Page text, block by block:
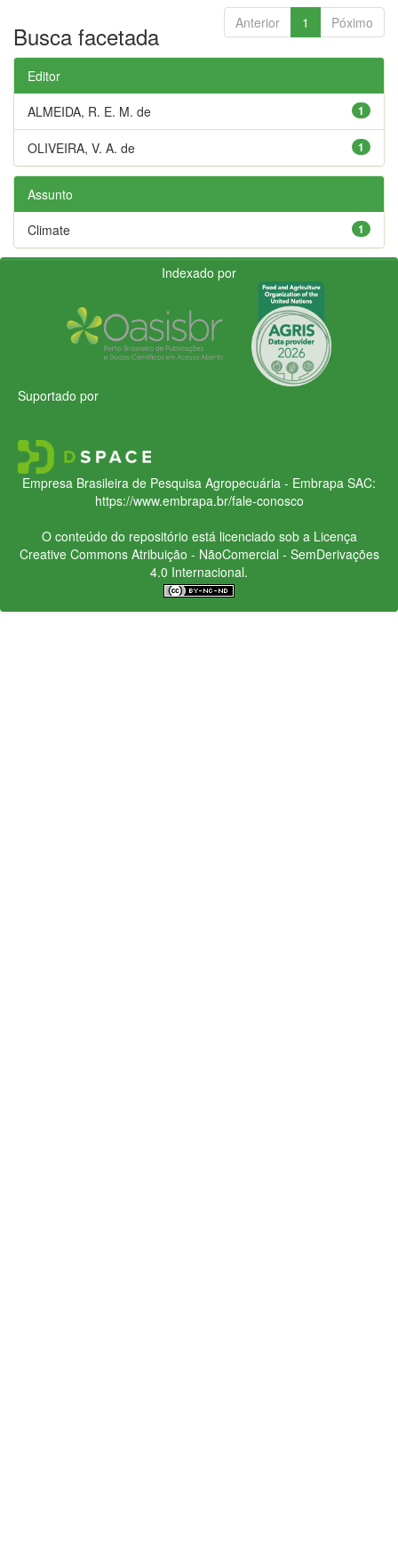
Anterior 1 Póximo
Busca facetada
Editor
1
ALMEIDA, R. E. M. de
1
OLIVEIRA, V. A. de
Assunto
1
Climate
Indexado por
Suportado por
Empresa Brasileira de Pesquisa Agropecuária - Embrapa SAC:
https://www.embrapa.br/fale-conosco
O conteúdo do repositório está licenciado sob a Licença
Creative CommonsAtribuição - NãoComercial - SemDerivações
4.0 Internacional.